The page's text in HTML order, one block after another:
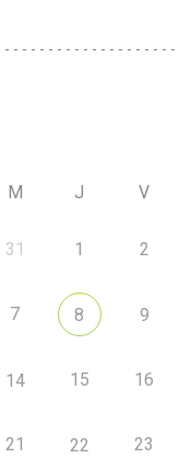
M J V
31 1 2
7 8 9
14 15 16
21 22 23